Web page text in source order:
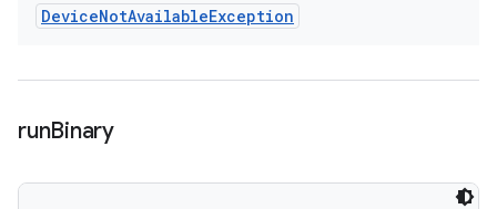
DeviceNotAvailableException
runBinary